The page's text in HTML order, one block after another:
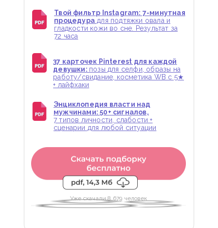
Твой фильтр Instagram: 7-минутная
процедурадля подтяжки овала и
гладкости кожи во сне. Результат за
72 часа
Уже скачали 8 679 человек
37 карточек Pinterest для каждой
девушки: позы для селфи, образы на
работу/свидание, косметика WB с 5★
+ лайфхаки
Энциклопедия власти над
мужчинами: 50+ сигналов,
7 типов личности, слабости +
сценарии для любой ситуации